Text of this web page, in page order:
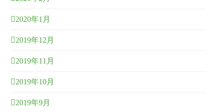
2020年1月
2019年12月
2019年11月
2019年10月
2019年9月